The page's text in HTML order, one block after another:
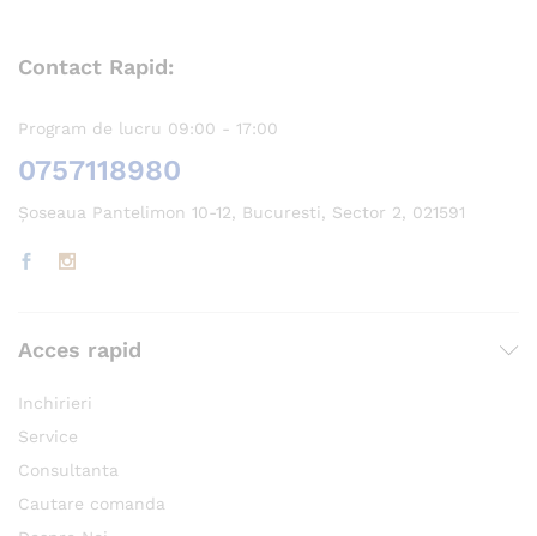
Contact Rapid:
Program de lucru 09:00 - 17:00
0757118980
Șoseaua Pantelimon 10-12, Bucuresti, Sector 2, 021591
Acces rapid
Inchirieri
Service
Consultanta
Cautare comanda